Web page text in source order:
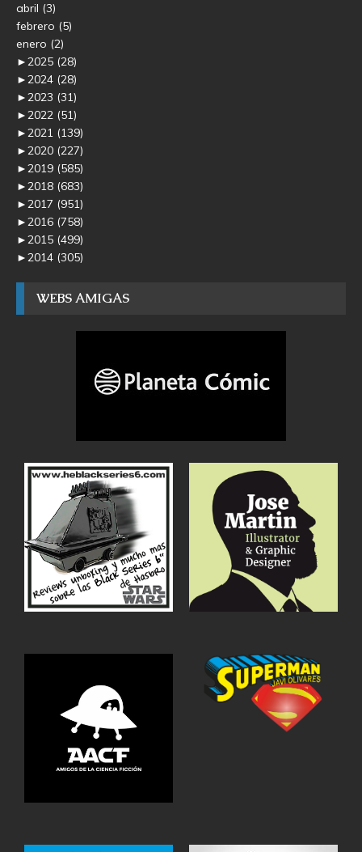
abril (3)
febrero (5)
enero (2)
►2025 (28)
►2024 (28)
►2023 (31)
►2022 (51)
►2021 (139)
►2020 (227)
►2019 (585)
►2018 (683)
►2017 (951)
►2016 (758)
►2015 (499)
►2014 (305)
WEBS AMIGAS